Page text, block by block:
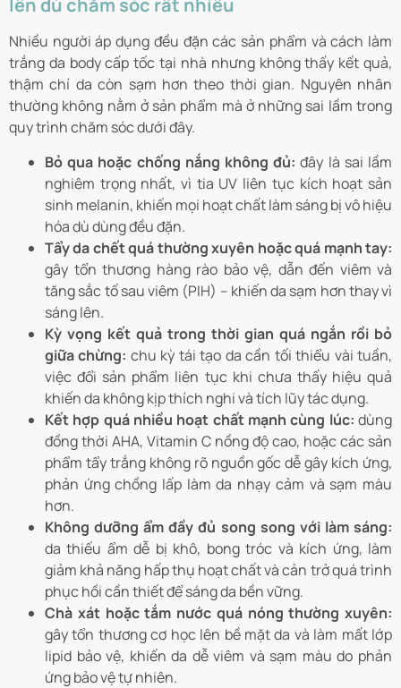
lên dù chăm sóc rất nhiều
Nhiều người áp dụng đều đặn các sản phẩm và cách làm
trắng da body cấp tốc tại nhà nhưng không thấy kết quả,
thậm chí da còn sạm hơn theo thời gian. Nguyên nhân
thường không nằm ở sản phẩm mà ở những sai lầm trong
quy trình chăm sóc dưới đây.
Bỏ qua hoặc chống nắng không đủ: đây là sai lầm
nghiêm trọng nhất, vì tia UV liên tục kích hoạt sản
sinh melanin, khiến mọi hoạt chất làm sáng bị vô hiệu
hóa dù dùng đều đặn.
Tẩy da chết quá thường xuyên hoặc quá mạnh tay:
gây tổn thương hàng rào bảo vệ, dẫn đến viêm và
tăng sắc tố sau viêm (PIH) – khiến da sạm hơn thay vì
sáng lên.
Kỳ vọng kết quả trong thời gian quá ngắn rồi bỏ
giữa chừng: chu kỳ tái tạo da cần tối thiểu vài tuần,
việc đổi sản phẩm liên tục khi chưa thấy hiệu quả
khiến da không kịp thích nghi và tích lũy tác dụng.
Kết hợp quá nhiều hoạt chất mạnh cùng lúc: dùng
đồng thời AHA, Vitamin C nồng độ cao, hoặc các sản
phẩm tẩy trắng không rõ nguồn gốc dễ gây kích ứng,
phản ứng chồng lấp làm da nhạy cảm và sạm màu
hơn.
Không dưỡng ẩm đầy đủ song song với làm sáng:
da thiếu ẩm dễ bị khô, bong tróc và kích ứng, làm
giảm khả năng hấp thụ hoạt chất và cản trở quá trình
phục hồi cần thiết để sáng da bền vững.
Chà xát hoặc tắm nước quá nóng thường xuyên:
gây tổn thương cơ học lên bề mặt da và làm mất lớp
lipid bảo vệ, khiến da dễ viêm và sạm màu do phản
ứng bảo vệ tự nhiên.